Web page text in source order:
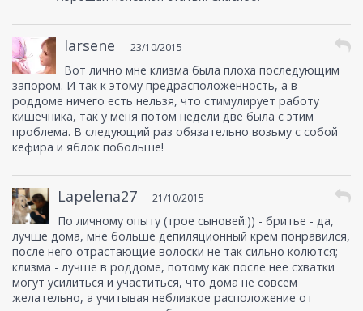
larsene 23/10/2015
Вот лично мне клизма была плоха последующим
запором. И так к этому предрасположенность, а в
роддоме ничего есть нельзя, что стимулирует работу
кишечника, так у меня потом недели две была с этим
проблема. В следующий раз обязательно возьму с собой
кефира и яблок побольше!
Lapelena27 21/10/2015
По личному опыту (трое сыновей:)) - бритье - да,
лучше дома, мне больше депиляционный крем понравился,
после него отрастающие волоски не так сильно колются;
клизма - лучше в роддоме, потому как после нее схватки
могут усилиться и участиться, что дома не совсем
желательно, а учитывая неблизкое расположение от